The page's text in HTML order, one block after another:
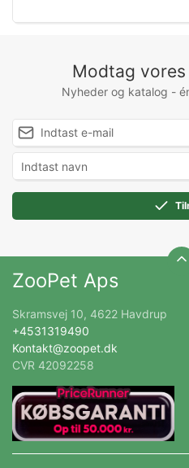
Modtag
Nyheder og katalog -
ZooPet Aps
Skramsvej 10, 4622 Havdrup
+4531319490
Kontakt@zoopet.dk
CVR 42092258